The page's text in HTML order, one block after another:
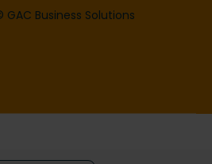
GAC Business Solutions